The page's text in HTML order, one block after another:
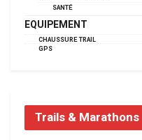
SANTÉ
EQUIPEMENT
CHAUSSURE TRAIL
GPS
Trails & Marathons